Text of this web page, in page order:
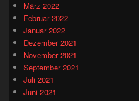
März 2022
Februar 2022
Januar 2022
Dezember 2021
November 2021
September 2021
Juli 2021
Juni 2021